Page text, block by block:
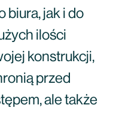
biura, jak i do
ilości
konstrukcji,
przed
ale także